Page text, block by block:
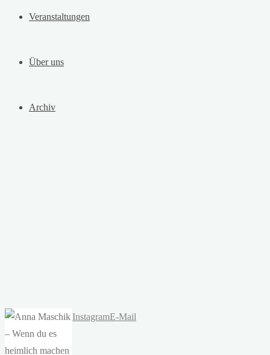
Veranstaltungen
Über uns
Archiv
InstagramE-Mail